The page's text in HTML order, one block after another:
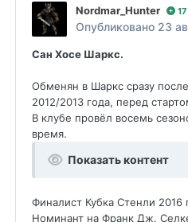
Nordmar_Hunter
Опубликовано 23
Сан Хосе Шаркс.
Обменян в Шаркс сразу
2012/2013 года, перед
В клубе провёл восемь
время.
Показать контент
Финалист Кубка Стенли 2016
Номинант на Франк Дж.